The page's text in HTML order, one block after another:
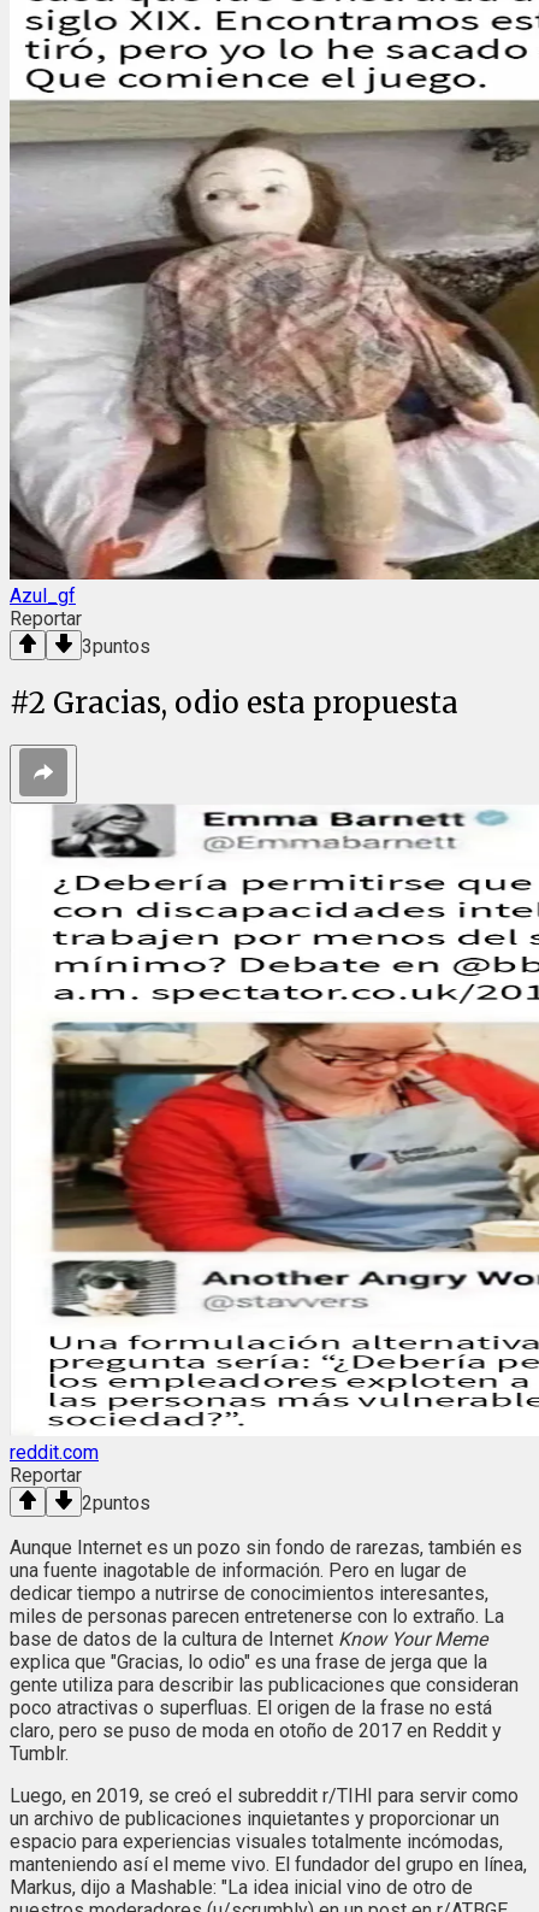
Azul_gf
Reportar
3puntos
#2 Gracias, odio esta propuesta
reddit.com
Reportar
2puntos
Aunque Internet es un pozo sin fondo de rarezas, también es
una fuente inagotable de información. Pero en lugar de
dedicar tiempo a nutrirse de conocimientos interesantes,
miles de personas parecen entretenerse con lo extraño. La
base de datos de la cultura de Internet Know Your Meme
explica que "Gracias, lo odio" es una frase de jerga que la
gente utiliza para describir las publicaciones que consideran
poco atractivas o superfluas. El origen de la frase no está
claro, pero se puso de moda en otoño de 2017 en Reddit y
Tumblr.
Luego, en 2019, se creó el subreddit r/TIHI para servir como
un archivo de publicaciones inquietantes y proporcionar un
espacio para experiencias visuales totalmente incómodas,
manteniendo así el meme vivo. El fundador del grupo en línea,
Markus, dijo a Mashable: "La idea inicial vino de otro de